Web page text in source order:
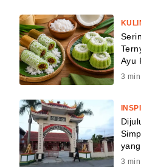
Ayu
3 min
3 min